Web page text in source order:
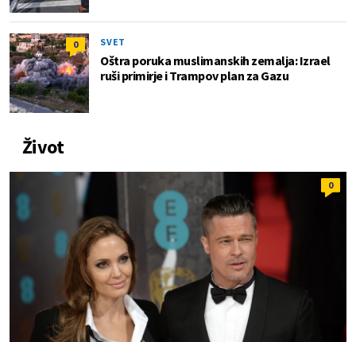
0 SVET
Oštra poruka muslimanskih zemalja: Izrael
ruši primirje i Trampov plan za Gazu
Život
0